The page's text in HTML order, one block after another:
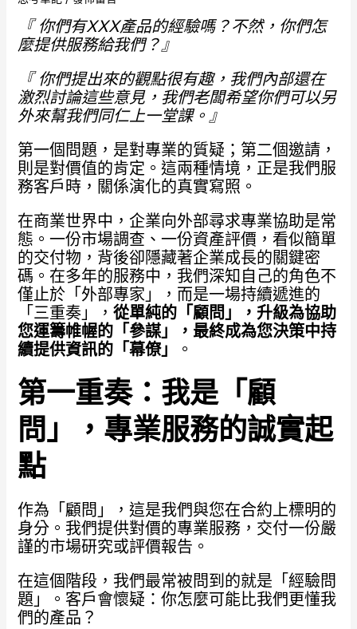
『 你們有XXX產品的經驗嗎？不然，你們怎
麼提供服務給我們？』
『 你們提出來的觀點很有趣，我們內部還在
激烈討論這些意見，我們老闆希望你們可以另
外來幫我們同仁上一堂課。』
第一個問題，是對專業的質疑；第二個邀請，
則是對價值的肯定。這兩種情境，正是我們服
務客戶時，關係演化的真實寫照。
在商業世界中，企業向外部尋求專業協助是常
態。一份市場調查、一份資產評價，看似簡單
的交付物，背後卻隱藏著企業成長的關鍵密
碼。在多年的服務中，我們深知自己的角色不
僅止於「外部專家」，而是一場持續遞進的
「三重奏」， 從單純的「顧問」，升級為協助
您運籌帷幄的「參謀」，最終成為您決策中持
續提供資訊的「幕僚」
。
第一重奏：我是「顧
問」，專業服務的誠實起
點
作為「顧問」，這是我們與您在合約上標明的
身分。我們提供對價的專業服務，交付一份嚴
謹的市場研究或評價報告。
在這個階段，我們最常被問到的就是「經驗問
題」。客戶會懷疑：你怎麼可能比我們更懂我
們的產品？